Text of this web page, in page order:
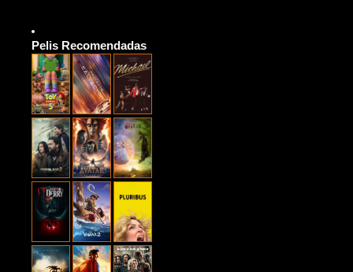
Pelis Recomendadas